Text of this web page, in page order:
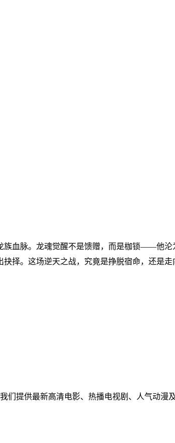
血脉。龙魂觉醒不是馈赠，而是枷锁——他
择。这场逆天之战，究竟是挣脱宿命，还是
们提供最新高清电影、热播电视剧、人气动